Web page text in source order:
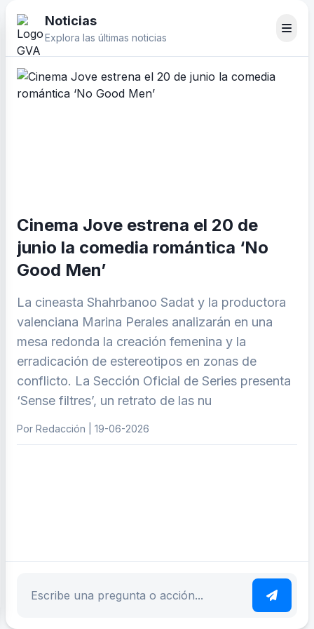
Noticias
Explora las últimas noticias
Cinema Jove estrena el 20 de
junio la comedia romántica ‘No
Good Men’
La cineasta Shahrbanoo Sadat y la productora
valenciana Marina Perales analizarán en una
mesa redonda la creación femenina y la
erradicación de estereotipos en zonas de
conflicto. La Sección Oficial de Series presenta
‘Sense filtres’, un retrato de las nu
Por Redacción | 19-06-2026
Escribe tu pregunta